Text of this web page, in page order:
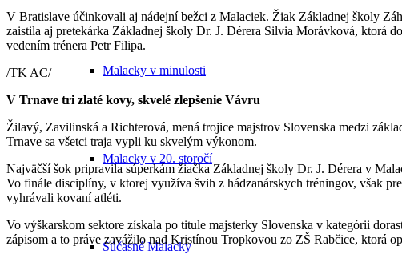
Malacky v minulosti
Malacky v 20. storočí
Súčasné Malacky
V Bratislave účinkovali aj nádejní bežci z Malaciek. Žiak Základnej školy
zaistila aj pretekárka Základnej školy Dr. J. Dérera Silvia Morávková, ktorá
vedením trénera Petr Filipa.
/TK AC/
V Trnave tri zlaté kovy, skvelé zlepšenie Vávru
Žilavý, Zavilinská a Richterová, mená trojice majstrov Slovenska medzi
Trnave sa všetci traja vypli ku skvelým výkonom.
Najväčší šok pripravila súperkám žiačka Základnej školy Dr. J. Dérera v
Vo finále disciplíny, v ktorej využíva švih z hádzanárskych tréningov, však
vyhrávali kovaní atléti.
Vo výškarskom sektore získala po titule majsterky Slovenska v kategórii
zápisom a to práve zavážilo nad Kristínou Tropkovou zo ZŠ Rabčice, ktorá